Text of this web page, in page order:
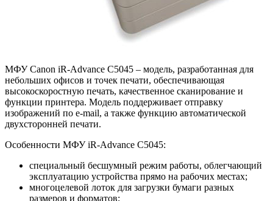
МФУ Canon iR-Advance C5045 – модель, разработанная для
небольших офисов и точек печати, обеспечивающая
высокоскоростную печать, качественное сканирование и
функции принтера. Модель поддерживает отправку
изображений по e-mail, а также функцию автоматической
двухсторонней печати.
Особенности МФУ iR-Advance C5045:
специальный бесшумный режим работы, облегчающий
эксплуатацию устройства прямо на рабочих местах;
многоцелевой лоток для загрузки бумаги разных
размеров и форматов;